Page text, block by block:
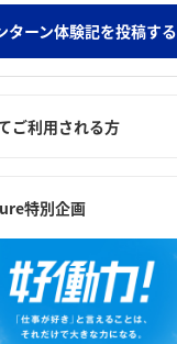
ターン体験記を投稿する
ご利用される方
特別企画